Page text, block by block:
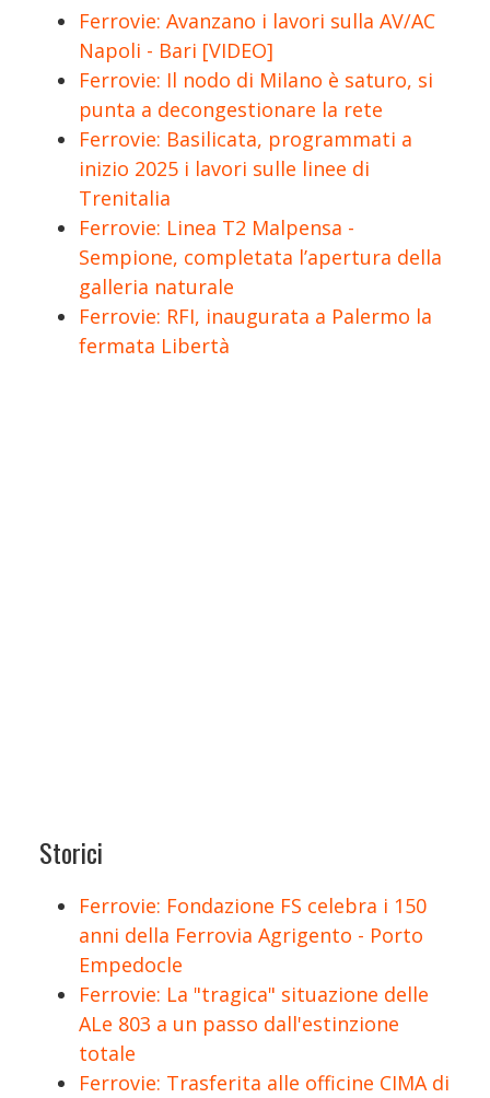
Ferrovie: Avanzano i lavori sulla AV/AC
Napoli - Bari [VIDEO]
Ferrovie: Il nodo di Milano è saturo, si
punta a decongestionare la rete
Ferrovie: Basilicata, programmati a
inizio 2025 i lavori sulle linee di
Trenitalia
Ferrovie: Linea T2 Malpensa -
Sempione, completata l’apertura della
galleria naturale
Ferrovie: RFI, inaugurata a Palermo la
fermata Libertà
Storici
Ferrovie: Fondazione FS celebra i 150
anni della Ferrovia Agrigento - Porto
Empedocle
Ferrovie: La "tragica" situazione delle
ALe 803 a un passo dall'estinzione
totale
Ferrovie: Trasferita alle officine CIMA di